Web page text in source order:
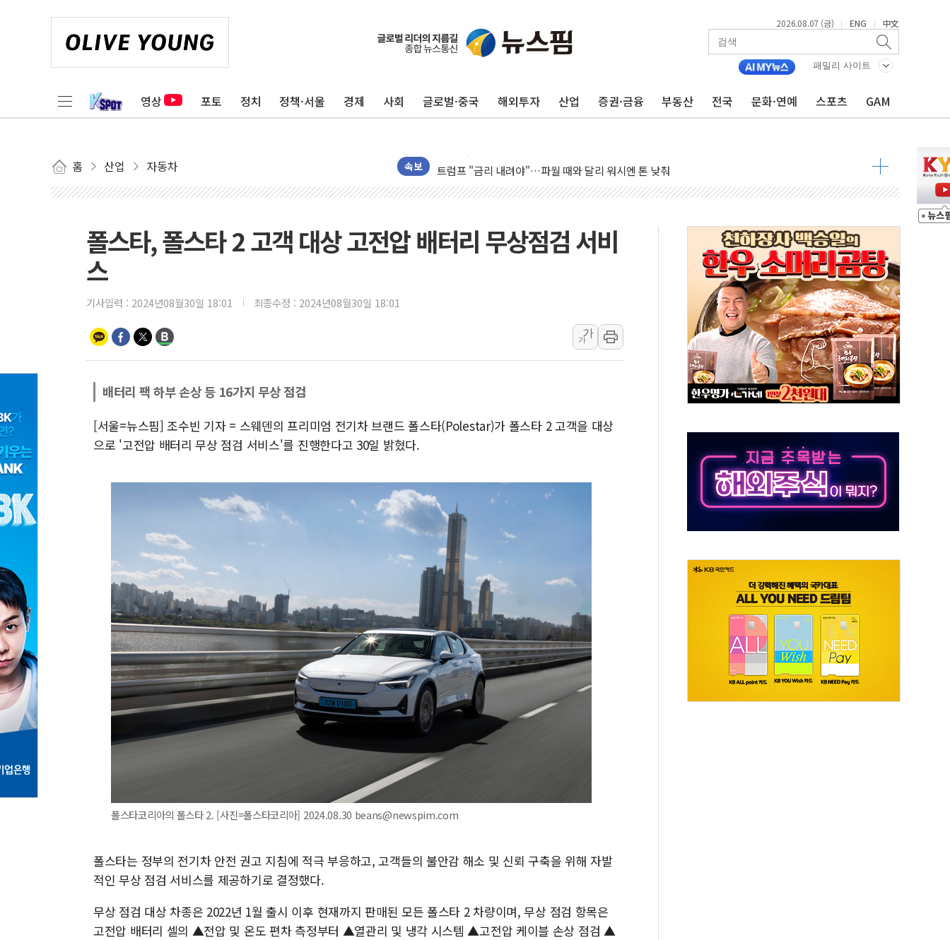
2026.08.07 (금) | ENG | 中文
패밀리 사이트
영상 포토 정치 정책·서울 경제 사회 글로벌·중국 해외투자 산업 증권·금융 부동산 전국 문화·연예 스포츠 GAM
홈 산업 자동차 속보
뉴욕증시 프리뷰, 美 고용 쇼크에 금리 인상 우려 후퇴…나스닥 선물 1%대 상승
[사진] 이슬람 수니파 3개국, 공동방위협정 체결
뉴욕증시 개장 전 특징주...아틀라시안·클라우드플레어·태양광주↑ VS 트레이드데스크·웬디스↓
트럼프 "금리 내려야"…파월 때와 달리 워시엔 톤 낮춰
특정 정치인 측근 포항시 정책특보 내정설...포항시 '시끌'
李 대통령, '6시간 마라톤 부동산 2차 회의' 주재… "전폭적 공급 확대·속도전 총력"
트럼프, 中 겨냥 폴리실리콘 관세 15% 부과…美 태양광주 급등
남동발전, 해남군에 국내 최대 규모 400MW 태양광 착공…여의도 1.6배 규모
[인도증시] 중동 불안 속 유가 상승에 소폭 하락...금융주 낙폭 커
황희 '폐버스 청년주택' SNS 글 역풍에 "정부정책 아냐" 해명
폭염 누그러지고 가뭄 숙지나...경북동해안권 8~9일 최대 100mm 호우
사우디·튀르키예·파키스탄, '공동방위협정' 체결… 수니파 국가들의 새 안보 협력 구도
신길동 신축도 3.3㎡당 7250만원…써밋 클라비온 59㎡ 18억원대
[AI 부동산 투데이] 특공 전략도 '극과 극'…생애최초만 경쟁 치열
폴스타, 폴스타 2 고객 대상 고전압 배터리 무상점검 서비
스
기사입력 : 2024년08월30일 18:01 최종수정 : 2024년08월30일 18:01
가
가
배터리 팩 하부 손상 등 16가지 무상 점검
[서울=뉴스핌] 조수빈 기자 = 스웨덴의 프리미엄 전기차 브랜드 폴스타(Polestar)가 폴스타 2 고객을 대상
으로 '고전압 배터리 무상 점검 서비스'를 진행한다고 30일 밝혔다.
폴스타코리아의 폴스타 2. [사진=폴스타코리아] 2024.08.30 beans@newspim.com
폴스타는 정부의 전기차 안전 권고 지침에 적극 부응하고, 고객들의 불안감 해소 및 신뢰 구축을 위해 자발
적인 무상 점검 서비스를 제공하기로 결정했다.
무상 점검 대상 차종은 2022년 1월 출시 이후 현재까지 판매된 모든 폴스타 2 차량이며, 무상 점검 항목은
고전압 배터리 셀의 ▲전압 및 온도 편차 측정부터 ▲열관리 및 냉각 시스템 ▲고전압 케이블 손상 점검 ▲